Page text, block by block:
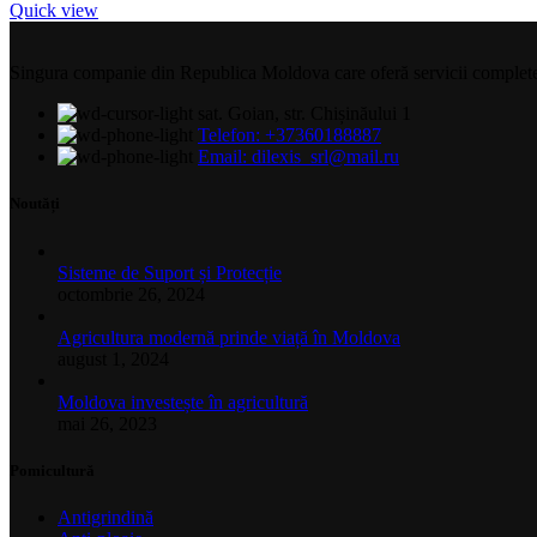
Quick view
Telefon: +37360188887
Email: dilexis_srl@mail.ru
Sisteme de Suport și Protecție
Agricultura modernă prinde viață în Moldova
Moldova investește în agricultură
Antigrindină